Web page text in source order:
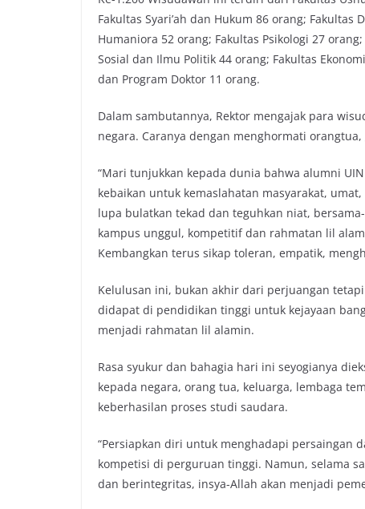
Fakultas Syari’ah dan Hukum 86 orang;
Humaniora 52 orang; Fakultas Psikologi 27
Sosial dan Ilmu Politik 44 orang; Fakultas
dan Program Doktor 11 orang.
Dalam sambutannya, Rektor mengajak para
negara. Caranya dengan menghormati
“Mari tunjukkan kepada dunia bahwa alumni
kebaikan untuk kemaslahatan masyarakat,
lupa bulatkan tekad dan teguhkan niat,
kampus unggul, kompetitif dan rahmatan lil
Kembangkan terus sikap toleran, empatik,
Kelulusan ini, bukan akhir dari perjuangan
didapat di pendidikan tinggi untuk kejayaan
menjadi rahmatan lil alamin.
Rasa syukur dan bahagia hari ini seyogianya
kepada negara, orang tua, keluarga, lembaga
keberhasilan proses studi saudara.
“Persiapkan diri untuk menghadapi persaingan
kompetisi di perguruan tinggi. Namun, selama
dan berintegritas, insya-Allah akan menjadi